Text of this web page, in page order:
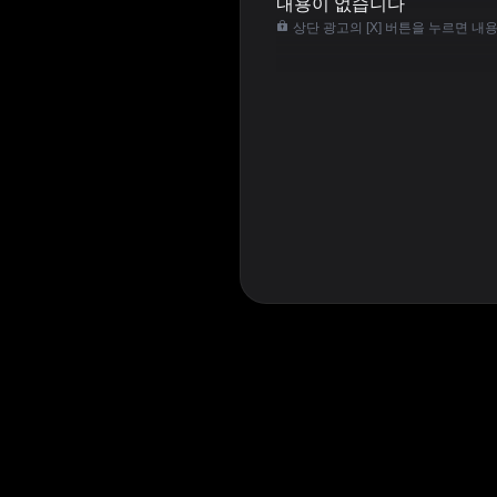
내용이 없습니다
상단 광고의 [X] 버튼을 누르면 내